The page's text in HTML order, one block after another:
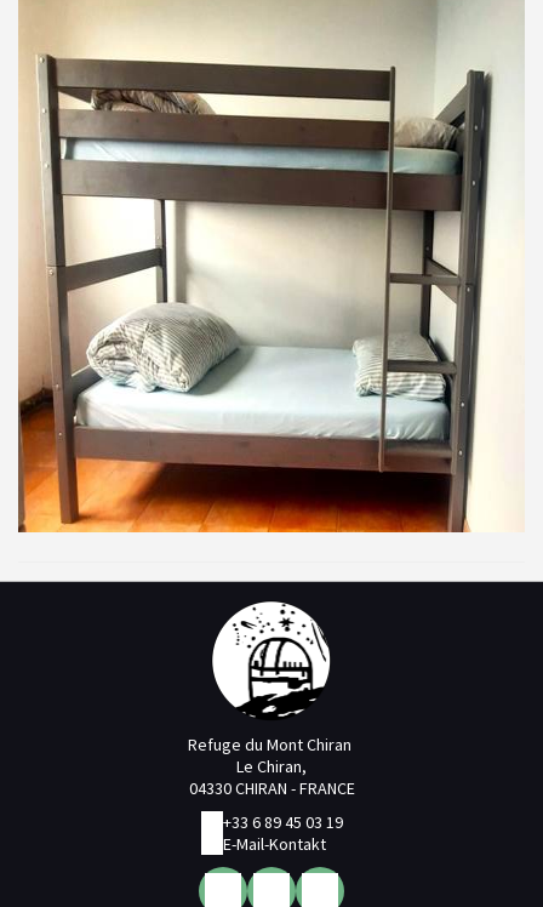
Refuge du Mont Chiran
Le Chiran,
04330 CHIRAN - FRANCE
+33 6 89 45 03 19
E-Mail-Kontakt